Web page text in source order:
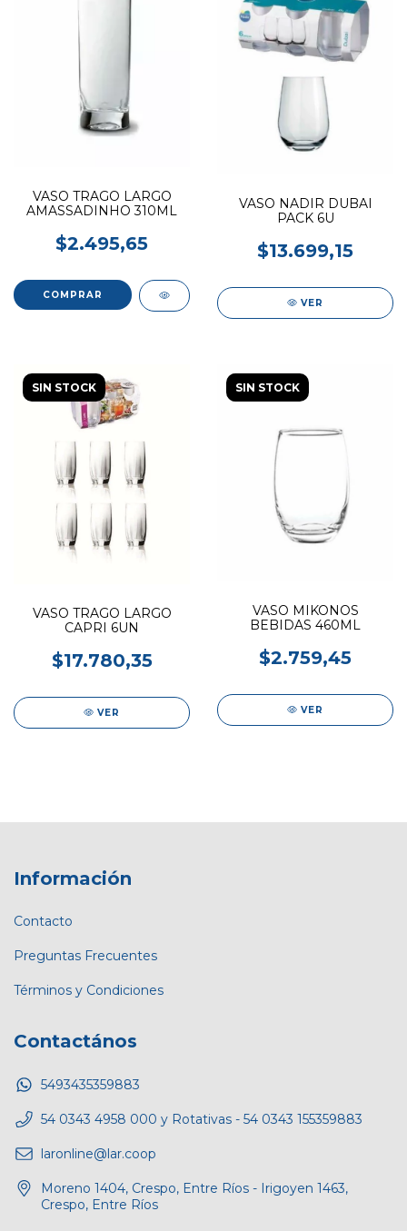
VASO TRAGO LARGO
AMASSADINHO 310ML
$2.495,65
VASO NADIR DUBAI
PACK 6U
$13.699,15
VER
SIN STOCK
VASO TRAGO LARGO
CAPRI 6UN
$17.780,35
VER
SIN STOCK
VASO MIKONOS
BEBIDAS 460ML
$2.759,45
VER
Información
Contacto
Preguntas Frecuentes
Términos y Condiciones
Contactános
5493435359883
54 0343 4958 000 y Rotativas - 54 0343 155359883
laronline@lar.coop
Moreno 1404, Crespo, Entre Ríos - Irigoyen 1463,
Crespo, Entre Ríos